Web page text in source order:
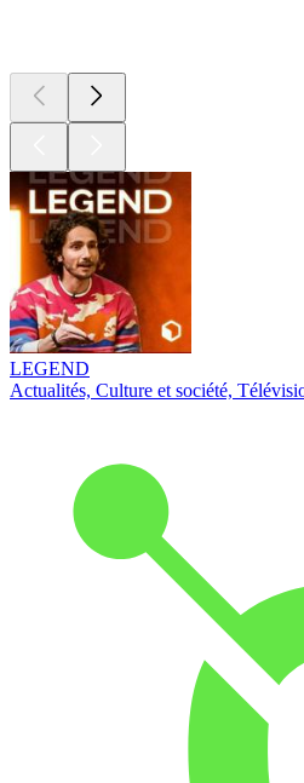
LEGEND
Actualités, Culture et société,